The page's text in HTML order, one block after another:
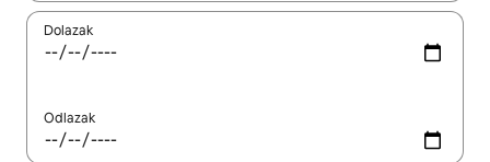
Dolazak
Odlazak